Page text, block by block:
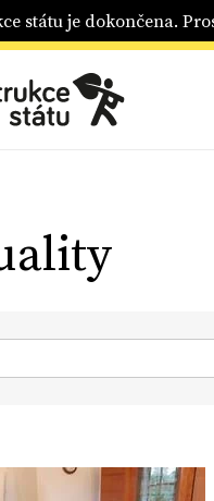
státu je dokončena.